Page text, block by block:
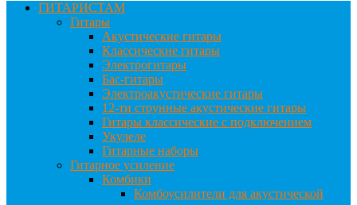
ГИТАРИСТАМ
Гитары
Акустические гитары
Классические гитары
Электрогитары
Бас-гитары
Электроакустические гитары
12-ти струнные акустические гитары
Гитары классические с подключением
Укулеле
Гитарные наборы
Гитарное усиление
Комбики
Комбоусилители для акустической